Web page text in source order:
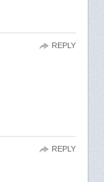
REPLY
REPLY